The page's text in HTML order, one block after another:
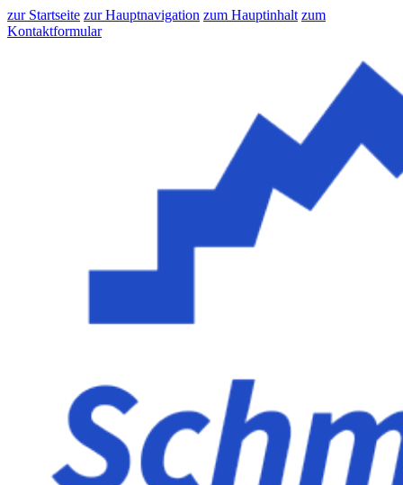
zur Startseite zur Hauptnavigation zum Hauptinhalt zum
Kontaktformular